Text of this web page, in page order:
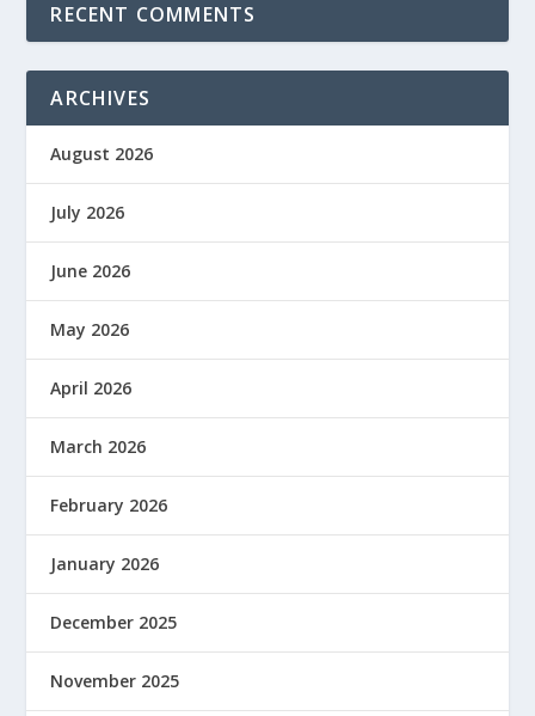
RECENT COMMENTS
ARCHIVES
August 2026
July 2026
June 2026
May 2026
April 2026
March 2026
February 2026
January 2026
December 2025
November 2025